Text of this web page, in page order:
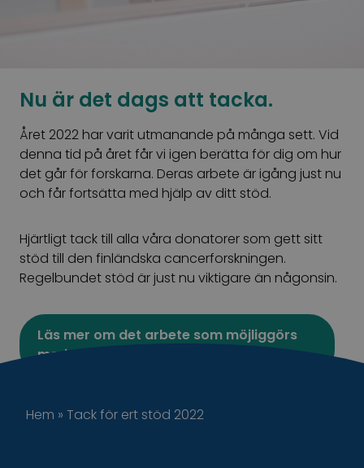
Nu är det dags att tacka.
Året 2022 har varit utmanande på många sett. Vid
denna tid på året får vi igen berätta för dig om hur
det går för forskarna. Deras arbete är igång just nu
och får fortsätta med hjälp av ditt stöd.
Hjärtligt tack till alla våra donatorer som gett sitt
stöd till den finländska cancerforskningen.
Regelbundet stöd är just nu viktigare än någonsin.
Läs mer om det arbete som möjliggörs
med donatorers stöd
Hem » Tack för ert stöd 2022